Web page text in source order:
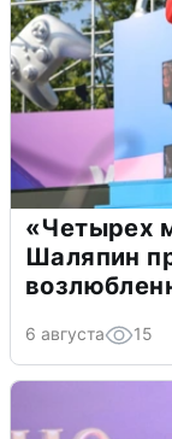
«Четырех
Шаляпин
6 августа 15